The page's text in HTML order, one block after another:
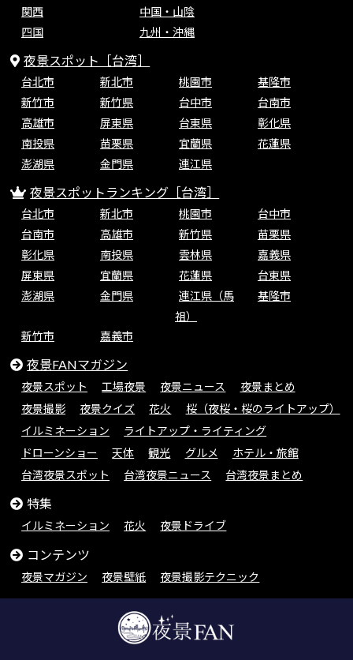
関西
中国・山陰
四国
九州・沖縄
夜景スポット［台湾］
台北市 新北市 桃園市
基隆市
新竹市
新竹県 台中市
台南市
高雄市
屏東県 台東県
彰化県
南投県
苗栗県 宜蘭県
花蓮県
澎湖県
金門県 連江県
夜景スポットランキング［台湾］
台北市 新北市 桃園市
台中市
台南市
高雄市 新竹県
苗栗県
彰化県
南投県 雲林県
嘉義県
屏東県
宜蘭県 花蓮県
台東県
澎湖県
金門県
連江県（馬
祖）
基隆市
新竹市 嘉義市
夜景FANマガジン
夜景スポット 工場夜景 夜景ニュース
夜景まとめ
夜景撮影
夜景クイズ 花火
桜（夜桜・桜のライトアップ）
イルミネーション
ライトアップ・ライティング
ドローンショー
天体 観光 グルメ
ホテル・旅館
台湾夜景スポット
台湾夜景ニュース 台湾夜景まとめ
特集
イルミネーション 花火 夜景ドライブ
コンテンツ
夜景マガジン 夜景壁紙 夜景撮影テクニック